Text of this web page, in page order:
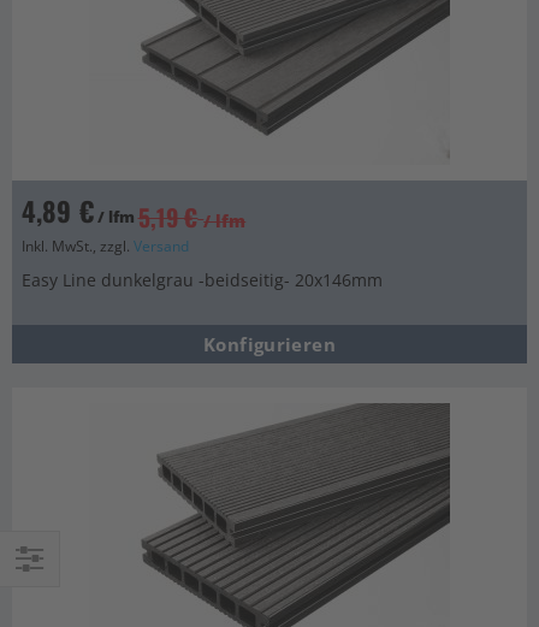
4,89 €/ lfm 5,19 € / lfm
Inkl. MwSt., zzgl. Versand
Easy Line dunkelgrau -beidseitig- 20x146mm
Konfigurieren